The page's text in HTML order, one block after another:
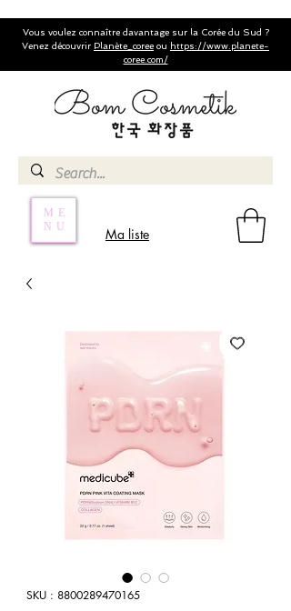
ME
NU
Ma liste
Vous voulez connaître davantage sur la Corée du Sud ?
Venez découvrir Planète_coree ou https://www.planete-
coree.com/
SKU : 8800289470165